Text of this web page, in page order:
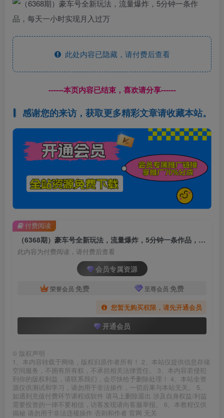
此处内容已隐藏，请付费后查看
------本页内容已结束，喜欢请分享------
感谢您的来访，获取更多精彩文章请收藏本站。
（6368期）豪车号全新玩法，流量爆炸，5分钟一条作品，每天一小时实现月入过万
此内容为付费阅读，请付费后查看
会员专属资源
荣誉会员 免费 至尊会员 免费
您暂无购买权限，请先开通会员
开通会员
付费阅读
© 版权声明
1、本内容转载于网络，版权归原作者所有！ 2、本站仅提供信息存储
空间服务，不拥有所有权，不承担相关法律责任。 3、本内容若侵犯
到你的版权利益，请联系我们，会尽快给予删除处理！ 4、本站全资
源仅供测试和学习，请勿用于非法操作，一切后果与本站无关。 5、
如遇到充值付费环节课程或软件 请马上删除退出 涉及自身权益/利益
需要投资的一律不要相信，访客发现请向客服举报。 6、本教程仅供
揭秘 请勿用于非法违规操作 否则和作者 官网 无关